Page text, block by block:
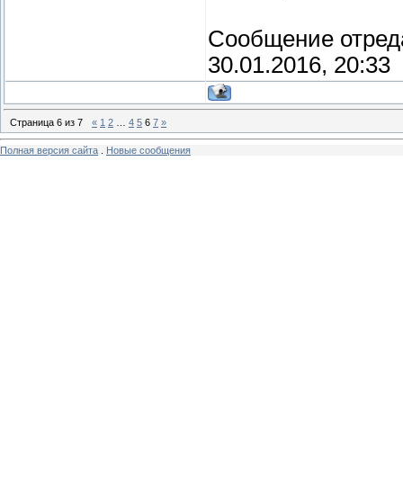
Сообщение
30.01.2016, 20:33
Страница 6 из 7 « 1 2 4 5 6 7 »
Полная версия сайта Новые сообщения